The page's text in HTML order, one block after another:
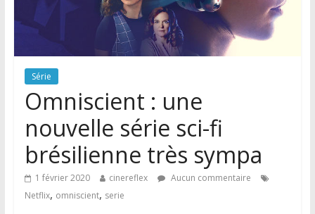
Série
Omniscient : une
nouvelle série sci-fi
brésilienne très sympa
1 février 2020 cinereflex
Aucun commentaire
Netflix, omniscient, serie